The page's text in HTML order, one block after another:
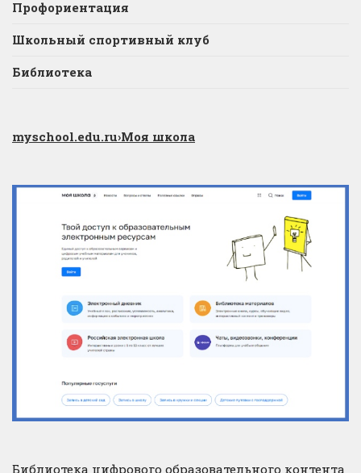
Профориентация
Школьный спортивный клуб
Библиотека
myschool.edu.ru›Моя школа
Библиотека цифрового образовательного контента